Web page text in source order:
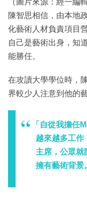
（圖片來源：經一編
陳智思相信，由本地
化藝術人材負責項目
自己是藝術出身，知
能勝任。
在攻讀大學學位時，
界較少人注意到他的
「自從我擔任
越來越多工作
主席，公眾就
擁有藝術背景